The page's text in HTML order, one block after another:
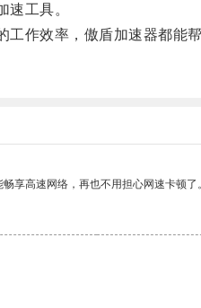
工具。
效率，傲盾加速器都能帮
享高速网络，再也不用担心网速卡顿了。